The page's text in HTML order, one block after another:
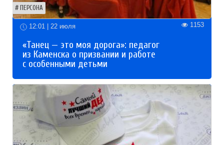
ПЕРСОНА
12:01 | 22 июля 1153
«Танец — это моя дорога»: педагог
из Каменска о призвании и работе
с особенными детьми